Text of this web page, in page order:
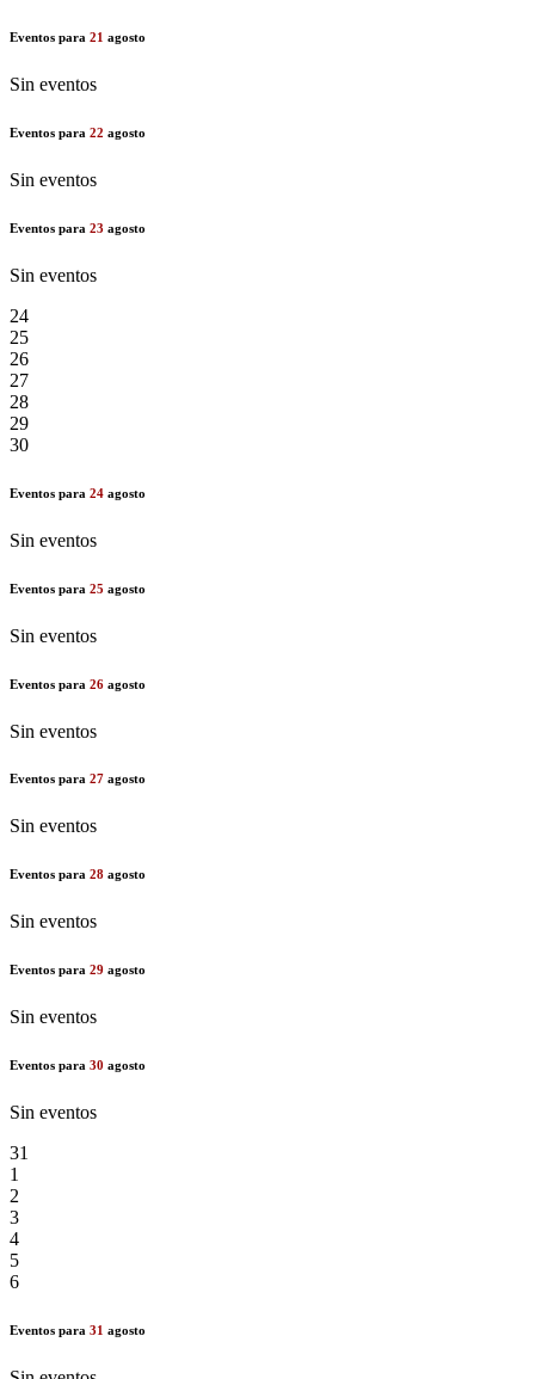
Eventos para 21 agosto
Sin eventos
Eventos para 22 agosto
Sin eventos
Eventos para 23 agosto
Sin eventos
24
25
26
27
28
29
30
Eventos para 24 agosto
Sin eventos
Eventos para 25 agosto
Sin eventos
Eventos para 26 agosto
Sin eventos
Eventos para 27 agosto
Sin eventos
Eventos para 28 agosto
Sin eventos
Eventos para 29 agosto
Sin eventos
Eventos para 30 agosto
Sin eventos
31
1
2
3
4
5
6
Eventos para 31 agosto